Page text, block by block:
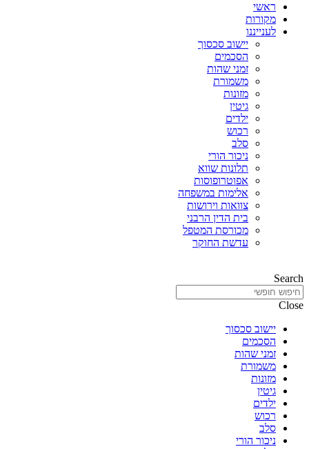
ראשי
מקורות
לענייננו
יישוב סכסוך
הסכמים
זמני שהות
משמורת
מזונות
גיטין
ילדים
רכוש
סלב
ניכור הורי
תלונות שווא
אפוטרופוסות
אלימות במשפחה
צוואות וירושות
בית הדין הרבני
מכורסת המטפל
עדשת החוקר
Search
Close
יישוב סכסוך
הסכמים
זמני שהות
משמורת
מזונות
גיטין
ילדים
רכוש
סלב
ניכור הורי